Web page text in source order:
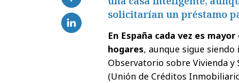
solicitarían un préstamo
En España cada vez es
hogares, aunque sigue
Observatorio sobre Vivienda
(Unión de Créditos